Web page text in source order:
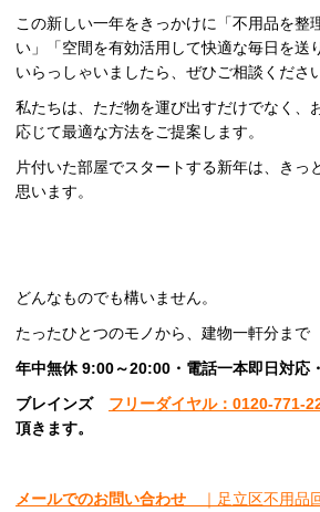
この新しい一年をきっかけに「不用品を整
い」「空間を有効活用して快適な毎日を送
いらっしゃいましたら、ぜひご相談ください
私たちは、ただ物を運び出すだけでなく、
応じて最適な方法をご提案します。
片付いた部屋でスタートする新年は、きっ
思います。
どんなものでも構いません。
たったひとつのモノから、建物一軒分まで
年中無休 9:00～20:00・電話一本即日対応
ブレインズ フリーダイヤル：0120-771-
頂きます。
メールでのお問い合わせ
｜足立区不用品